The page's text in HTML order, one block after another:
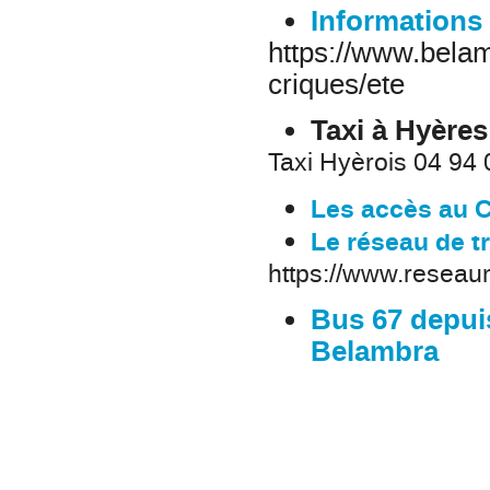
https://
criques/ete
Taxi à Hyères
Taxi Hyèrois 04 94
Les accès au
Le réseau de
https://
Bus 67
Belambra